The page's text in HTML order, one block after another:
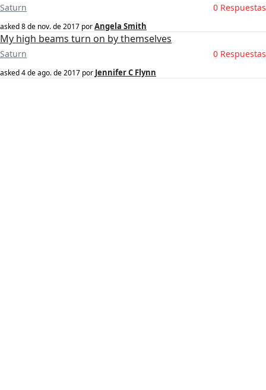
Saturn 0 Respuestas
asked8 de nov. de 2017 porAngela Smith
My high beams turn on by themselves
Saturn 0 Respuestas
asked4 de ago. de 2017 por Jennifer C Flynn